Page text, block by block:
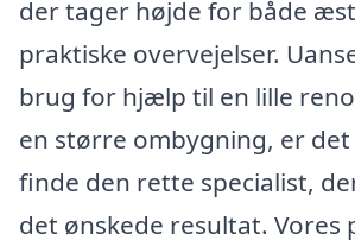
der tager højde for både
praktiske overvejelser.
brug for hjælp til en lille
en større ombygning, er
finde den rette specialist,
det ønskede resultat. Vores